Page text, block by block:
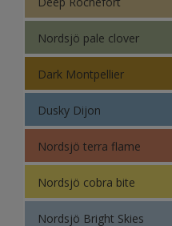
Colour Futures 20
Colour Futures 19
Colour Futures 18
Nordsjö pale clover
Dark Montpellier
Dusky Dijon
Nordsjö terra flame
Nordsjö cobra bite
Nordsjö Bright Skies